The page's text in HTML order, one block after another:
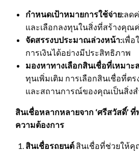
กำหนดเป้าหมายการใช้จ่าย:ลด
และเลือกลงทุนในสิ่งที่สร้างคุณ
จัดสรรงบประมาณล่วงหน้า:เพื่อ
การเงินได้อย่างมีประสิทธิภาพ
มองหาทางเลือกสินเชื่อที่เหมาะ
ทุนเพิ่มเติม การเลือกสินเชื่อที่ต
และสถานการณ์ของคุณเป็นสิ่ง
สินเชื่อหลากหลายจาก ‘ศรีสวัสดิ์’
ความต้องการ
สินเชื่อรถยนต์ สินเชื่อที่ช่วยให้